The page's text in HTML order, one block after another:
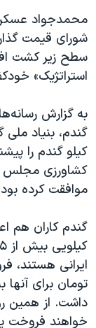
محمدجواد
شورای قیمت
سطح زیر کشت
استراتژیک»
به گزارش
کیلو گندم را
موافقت کرده
گندم کاران هم
تومان برای
داشت. از همین
خواهند فروخت